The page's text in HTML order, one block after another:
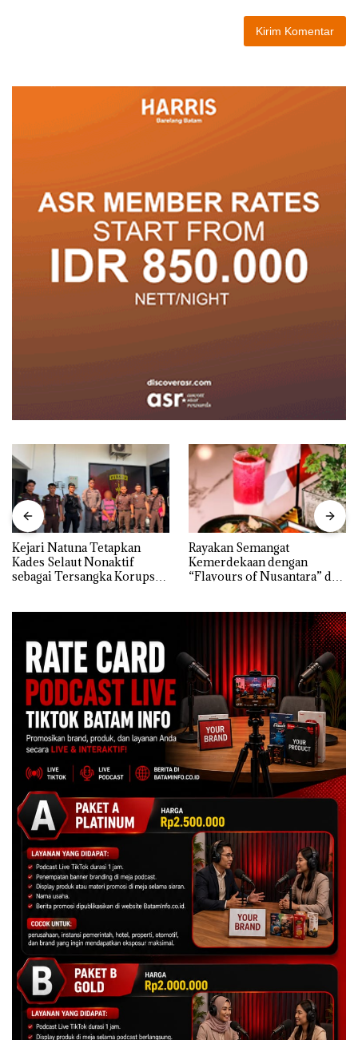
Kejari Natuna Tetapkan
Kades Selaut Nonaktif
sebagai Tersangka Korupsi
Rayakan Semangat
Kemerdekaan dengan
“Flavours of Nusantara” di